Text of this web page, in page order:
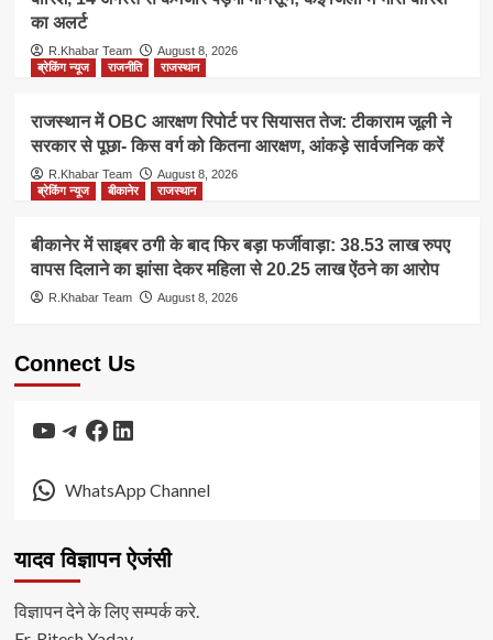
का अलर्ट
R.Khabar Team
August 8, 2026
ब्रेकिंग न्यूज
राजनीति राजस्थान
राजस्थान में OBC आरक्षण रिपोर्ट पर सियासत तेज: टीकाराम जूली ने
सरकार से पूछा- किस वर्ग को कितना आरक्षण, आंकड़े सार्वजनिक करें
R.Khabar Team
August 8, 2026
ब्रेकिंग न्यूज
बीकानेर राजस्थान
बीकानेर में साइबर ठगी के बाद फिर बड़ा फर्जीवाड़ा: 38.53 लाख रुपए
वापस दिलाने का झांसा देकर महिला से 20.25 लाख ऐंठने का आरोप
R.Khabar Team August 8, 2026
Connect Us
YouTube
Telegram
Facebook
LinkedIn
WhatsApp Channel
यादव विज्ञापन ऐजंसी
विज्ञापन देने के लिए सम्पर्क करे.